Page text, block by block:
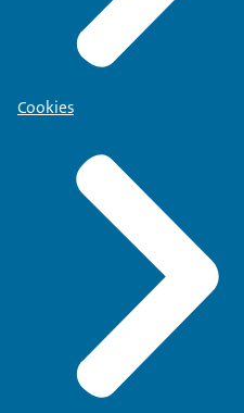
Cookies